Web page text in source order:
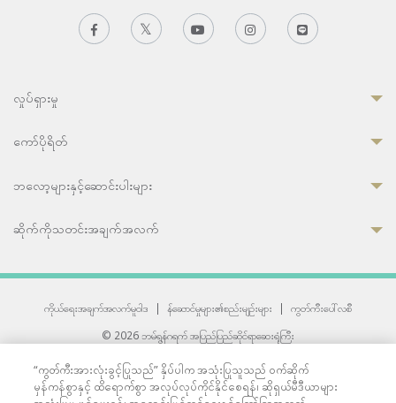
လှုပ်ရှားမှု
ကော်ပိုရိတ်
ဘလော့များနှင့်ဆောင်းပါးများ
ဆိုက်ကိုသတင်းအချက်အလက်
ကိုယ်ရေးအချက်အလက်မူဝါဒ | န်ဆောင်မှုများ၏စည်းမျဉ်းများ |
ကွတ်ကီးပေါ်လစီ
© 2026 ဘမ်ရွန်ဂရက် အပြည်ပြည်ဆိုင်ရာဆေးရုံကြီး
33 Sukhumvit 3, Wattana, Bangkok 10110 Thailand.
All rights reserved.
“ကွတ်ကီးအားလုံးခွင့်ပြုသည်” နှိပ်ပါက အသုံးပြုသူသည် ဝက်ဆိုက်
မှန်ကန်စွာနှင့် ထိရောက်စွာ အလုပ်လုပ်ကိုင်နိုင်စေရန်၊ ဆိုရှယ်မီဒီယာများ